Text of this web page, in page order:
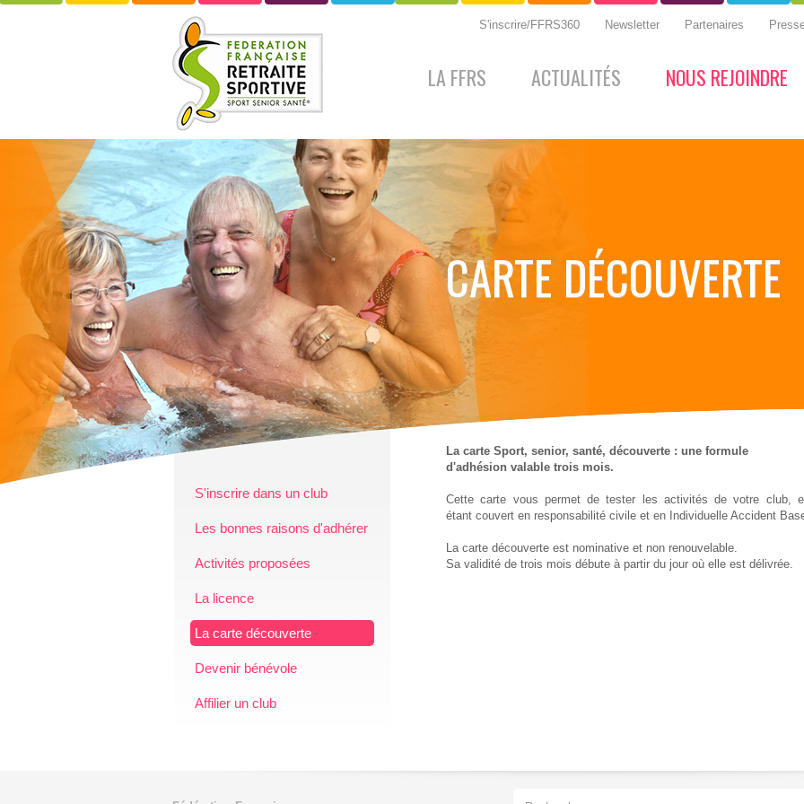
S'inscrire/FFRS360 Newsletter Partenaires
LA FFRS ACTUALITÉS NOUS REJOINDRE
S'inscrire dans un club
Les bonnes raisons d'adhérer
Activités proposées
La licence
La carte découverte
Devenir bénévole
Affilier un club
CARTE DÉCOUVERTE
La carte Sport, senior, santé, découverte : une formule
d'adhésion valable trois mois.
Cette carte vous permet de tester les activités de votre club,
étant couvert en responsabilité civile et en Individuelle Accident
La carte découverte est nominative et non renouvelable.
Sa validité de trois mois débute à partir du jour où elle est délivrée.